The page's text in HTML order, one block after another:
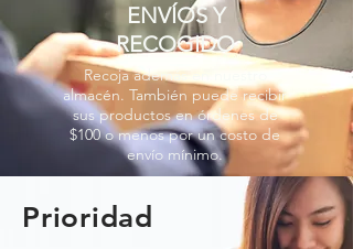
ENVÍOS Y
RECOGIDO
Recoja además en nuestro
almacén. También puede recibir
sus productos en órdenes de
$100 o menos por un costo de
envío mínimo.
Prioridad